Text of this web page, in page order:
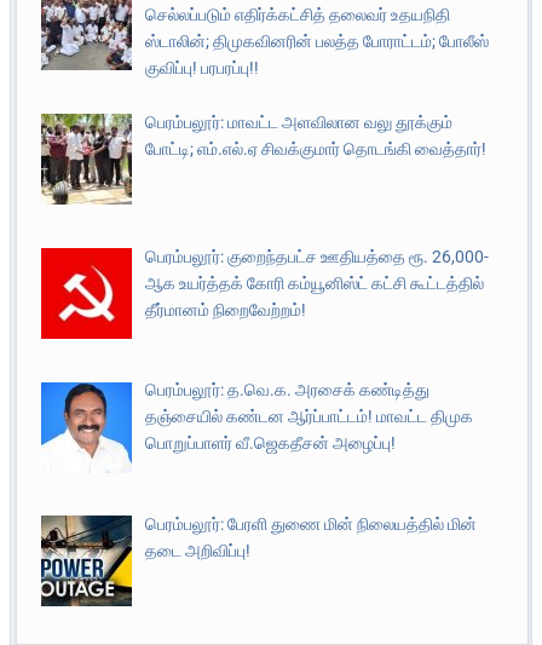
செல்லப்படும் எதிர்க்கட்சித் தலைவர் உதயநிதி
ஸ்டாலின்; திமுகவினரின் பலத்த போராட்டம்; போலீஸ்
குவிப்பு! பரபரப்பு!!
பெரம்பலூர்: மாவட்ட அளவிலான வலு தூக்கும்
போட்டி; எம்.எல்.ஏ சிவக்குமார் தொடங்கி வைத்தார்!
பெரம்பலூர்: குறைந்தபட்ச ஊதியத்தை ரூ. 26,000-
ஆக உயர்த்தக் கோரி கம்யூனிஸ்ட் கட்சி கூட்டத்தில்
தீர்மானம் நிறைவேற்றம்!
பெரம்பலூர்: த.வெ.க. அரசைக் கண்டித்து
தஞ்சையில் கண்டன ஆர்ப்பாட்டம்! மாவட்ட திமுக
பொறுப்பாளர் வீ.ஜெகதீசன் அழைப்பு!
பெரம்பலூர்: பேரளி துணை மின் நிலையத்தில் மின்
தடை அறிவிப்பு!